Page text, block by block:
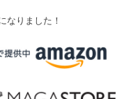
なりました！